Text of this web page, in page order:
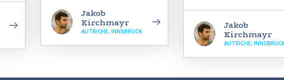
Jakob
Kirchmayr
AUTRICHE, INNSBRUCK
Jakob
Kirchmayr
AUTRICHE,